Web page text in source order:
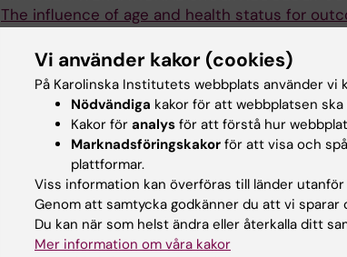
The influence of age and health status for
Gyhagen J; Åkervall S; Larsudd-Kåverud J;
ARTICLE:AMERICAN JOURNAL OF OBSTETRICS
The influence of pregnancy, parity, and mode
prolapse surgery-a national register study.
Larsudd-Kåverud J; Gyhagen J; Åkervall S;
Vi använder kakor (cookies)
På Karolinska Institutets webbplats använder vi
Nödvändiga kakor för att webbplatsen
Kakor för analys för att förstå hur
Marknadsföringskakor för att visa och
plattformar.
Viss information kan överföras till länder utanför
Genom att samtycka godkänner du att vi sparar
Du kan när som helst ändra eller återkalla ditt
Mer information om våra kakor